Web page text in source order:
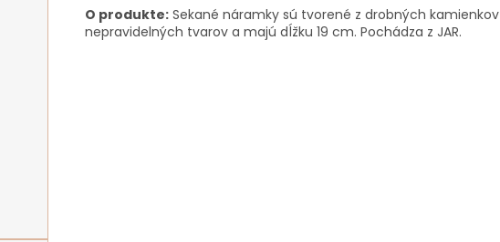
O produkte: Sekané náramky sú tvorené z drobných kamienkov
nepravidelných tvarov a majú dĺžku 19 cm. Pochádza z JAR.